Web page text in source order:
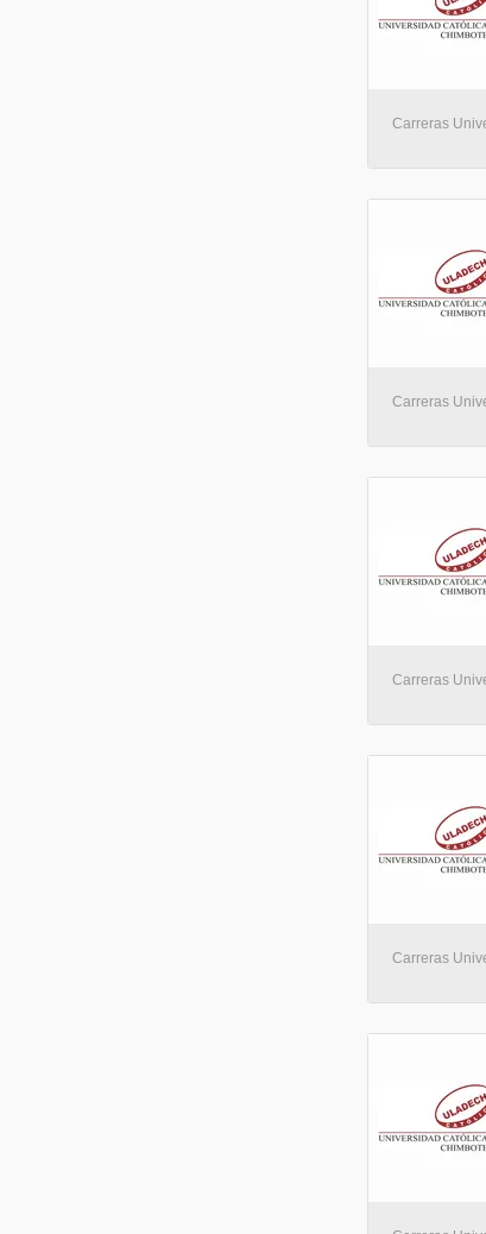
Carreras
Carreras
Carreras
Carreras